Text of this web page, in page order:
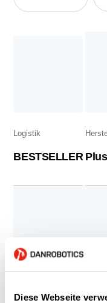
Diese Webseite
Logistik
BESTSELLER